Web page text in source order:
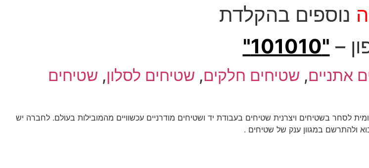
נוספים בהקלדת
–
"101010"
אתניים, שטיחים חלקים, שטיחים לסלון, שטיחים
בינלאומית לסחר בשטיחים ויצרנית שטיחים בעבודת יד ושטיחים מודרניים עכשוויים מהמובילות בעולם. לחברה יש
ולהתרשם במגוון ענק של שטיחים .